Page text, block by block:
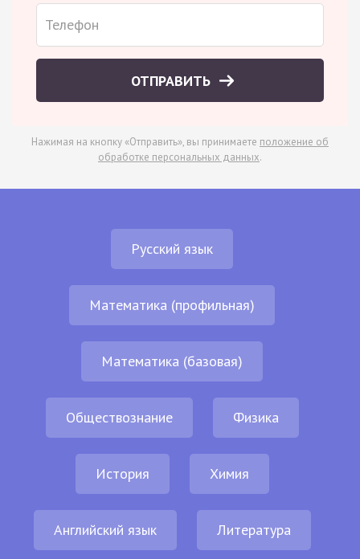
ОТПРАВИТЬ
Нажимая на кнопку «Отправить», вы принимаете положение об
обработке персональных данных.
Русский язык
Математика (профильная)
Математика (базовая)
Обществознание Физика
История Химия
Английский язык Литература